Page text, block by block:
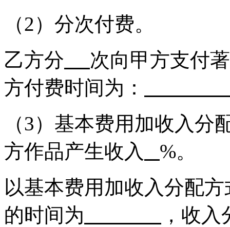
（2）分次付费。
乙方分
次向甲方支付
方付费时间为：
（3）基本费用加收入分
方作品产生收入
%。
以基本费用加收入分配
的时间为
，收